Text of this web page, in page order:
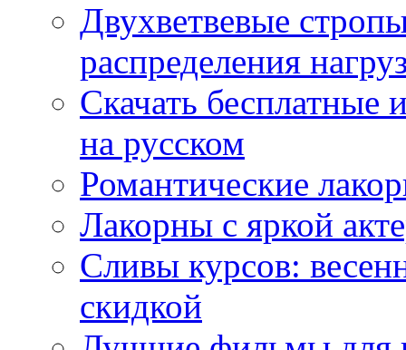
Двухветвевые
распределения
Скачать
на русском
Романтические
Лакорны с яркой
Сливы курсов:
скидкой